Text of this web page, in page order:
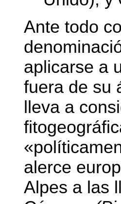
Ante todo
aplicarse a
fuera de su
lleva a
alerce
Alpes a las